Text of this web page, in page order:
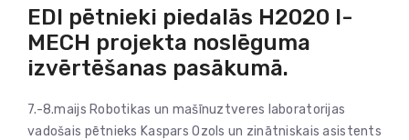
EDI pētnieki piedalās H2020 I-
MECH projekta noslēguma
izvērtēšanas pasākumā.
7.-8.maijs Robotikas un mašīnuztveres laboratorijas
vadošais pētnieks Kaspars Ozols un zinātniskais asistents